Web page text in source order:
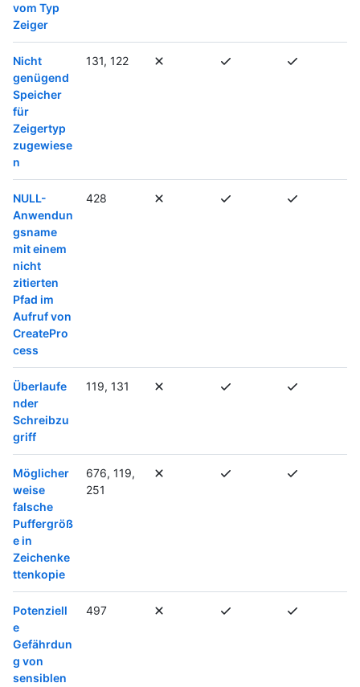
vom Typ
Zeiger
Nicht
genügend
Speicher
für
Zeigertyp
zugewiese
n
131, 122
NULL-
Anwendun
gsname
mit einem
nicht
zitierten
Pfad im
Aufruf von
CreatePro
cess
428
Überlaufe
nder
Schreibzu
griff
119, 131
Möglicher
weise
falsche
Puffergröß
e in
Zeichenke
ttenkopie
676, 119,
251
Potenziell
e
Gefährdun
g von
sensiblen
497